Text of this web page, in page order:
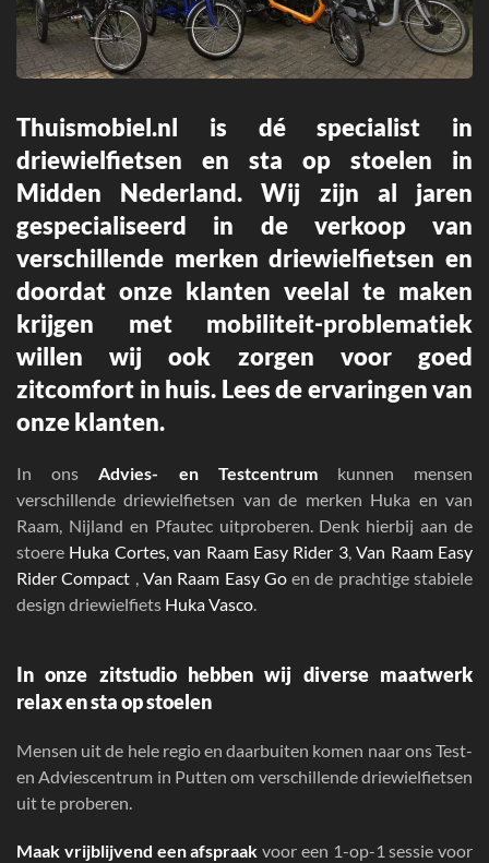
Thuismobiel.nl is déspecialist in
driewielfietsen en sta op stoelen in
Midden Nederland. Wij zijn al jaren
gespecialiseerd in de verkoop van
verschillende merken driewielfietsen en
doordat onze klanten veelal te maken
krijgen met mobiliteit-problematiek
willen wij ook zorgen voor goed
zitcomfort in huis. Lees de ervaringenvan
onze klanten.
In onsAdvies- en Testcentrumkunnen mensen
verschillende driewielfietsen van de merken Huka en van
Raam, Nijland en Pfautec uitproberen. Denk hierbij aan de
stoere Huka Cortes, van Raam Easy Rider 3,Van Raam Easy
Rider Compact , Van Raam Easy Goen de prachtige stabiele
design driewielfiets Huka Vasco.
In onze zitstudiohebben wij diverse maatwerk
relax en sta op stoelen
Mensen uit de hele regio en daarbuiten komen naar ons Test-
en Adviescentrum in Putten om verschillende driewielfietsen
uit te proberen.
Maak vrijblijvend een afspraak voor een 1-op-1 sessie voor